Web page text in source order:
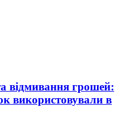
відмивання грошей:
використовували в